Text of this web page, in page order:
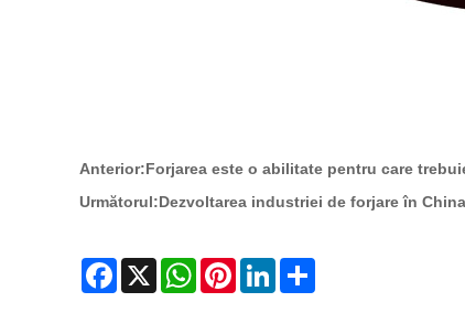
Anterior:Forjarea este o abilitate pentru care
Următorul:Dezvoltarea industriei de forjare în
Facebook
X WhatsAppPinterestLinkedIn